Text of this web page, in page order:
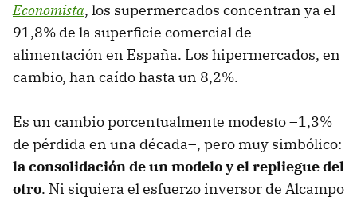
Economista, los supermercados concentran ya el
91,8% de la superficie comercial de
alimentación en España. Los hipermercados, en
cambio, han caído hasta un 8,2%.
Es un cambio porcentualmente modesto –1,3%
de pérdida en una década–, pero muy simbólico:
la consolidación de un modelo y el repliegue del
otro. Ni siquiera el esfuerzo inversor de Alcampo